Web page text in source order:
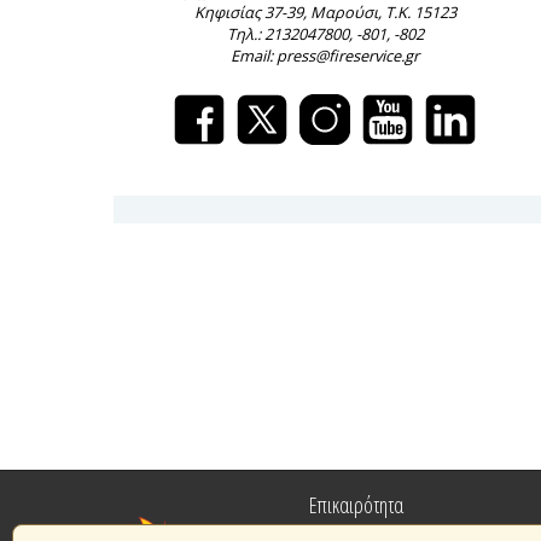
Κηφισίας 37-39, Μαρούσι, Τ.Κ. 15123
Τηλ.: 2132047800, -801, -802
Email: press@fireservice.gr
Επικαιρότητα